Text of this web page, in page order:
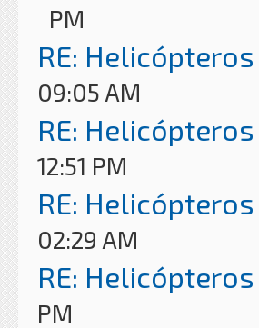
PM
RE:
09:05 AM
RE:
12:51 PM
RE:
02:29 AM
RE:
PM